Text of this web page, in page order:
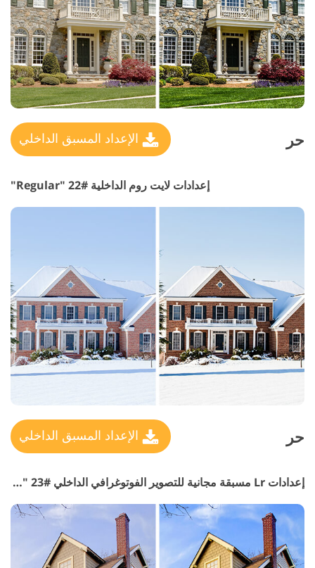
حر الإعداد المسبق الداخلي
إعدادات لايت روم الداخلية #22 "Regular"
حر الإعداد المسبق الداخلي
إعدادات Lr مسبقة مجانية للتصوير الفوتوغرافي الداخلي #23 "HDR Interior"